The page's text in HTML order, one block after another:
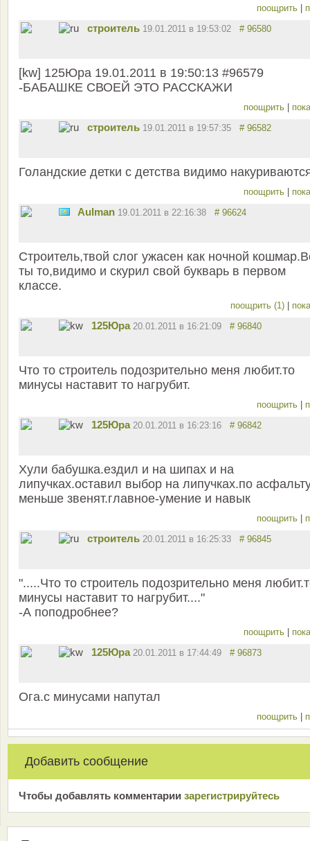
поощрить
строитель 19.01.2011 в 19:53:02 # 96580
[kw] 125Юра 19.01.2011 в 19:50:13 #96579
-БАБАШКЕ СВОЕЙ ЭТО РАССКАЖИ
поощрить
строитель 19.01.2011 в 19:57:35 # 96582
Голандские детки с детства видимо
поощрить
Aulman 19.01.2011 в 22:16:38 # 96624
Строитель,твой слог ужасен как ночной
ты то,видимо и скурил свой букварь в первом
классе.
поощрить (1)
125Юра 20.01.2011 в 16:21:09 # 96840
Что то строитель подозрительно меня любит.то
минусы наставит то нагрубит.
поощрить
125Юра 20.01.2011 в 16:23:16 # 96842
Хули бабушка.ездил и на шипах и на
липучках.оставил выбор на липучках.по
меньше звенят.главное-умение и навык
поощрить
строитель 20.01.2011 в 16:25:33 # 96845
".....Что то строитель подозрительно меня
минусы наставит то нагрубит...."
-А поподробнее?
поощрить
125Юра 20.01.2011 в 17:44:49 # 96873
Ога.с минусами напутал
поощрить
Добавить сообщение
Чтобы добавлять комментарии зарeгиcтрирyйтeсь